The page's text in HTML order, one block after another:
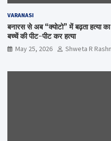
VARANASI
बनारस से अब “क्योटो” में बढ़ता हत्या
बच्चें की पीट-पीट कर हत्या
May 25, 2026 Shweta R